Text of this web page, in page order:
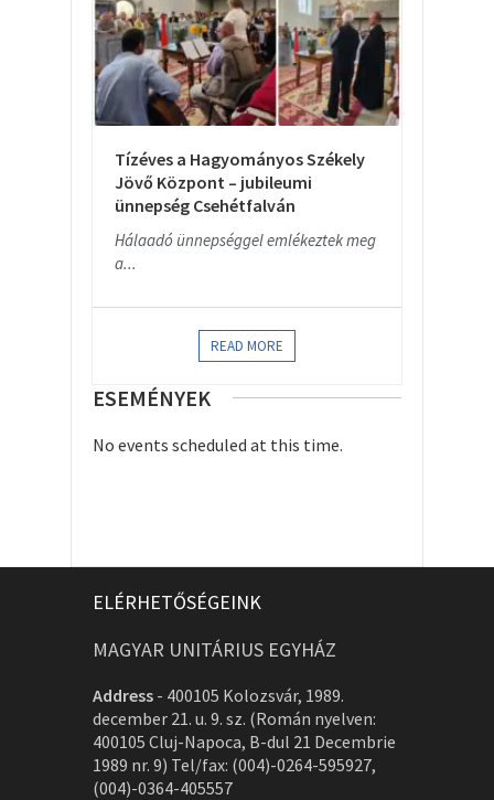
Tízéves a Hagyományos Székely
Jövő Központ – jubileumi
ünnepség Csehétfalván
Hálaadó ünnepséggel emlékeztek meg
a...
READ MORE
ESEMÉNYEK
No events scheduled at this time.
ELÉRHETŐSÉGEINK
MAGYAR UNITÁRIUS EGYHÁZ
Address - 400105 Kolozsvár, 1989.
december 21. u. 9. sz. (Román nyelven:
400105 Cluj-Napoca, B-dul 21 Decembrie
1989 nr. 9) Tel/fax: (004)-0264-595927,
(004)-0364-405557